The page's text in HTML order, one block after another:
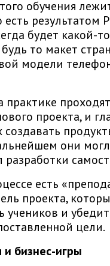
обучения
есть результатом
будет какой-
будь то макет
модели
практике
проекта, и
создавать
они
разработки
есть
проекта,
учеников и
цели.
бизнес-игры